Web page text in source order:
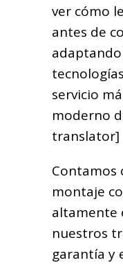
ver cómo
antes de
servicio
moderno
translator]
Contamos
montaje
altamente
nuestros
garantía y